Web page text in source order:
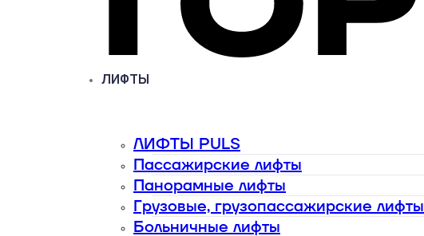
ЛИФТЫ
ЛИФТЫ PULS
Пассажирские лифты
Панорамные лифты
Грузовые, грузопассажирские лифты
Больничные лифты